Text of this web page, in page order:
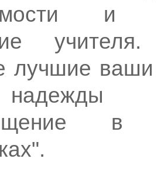
и
учителя.
лучшие ваши
в